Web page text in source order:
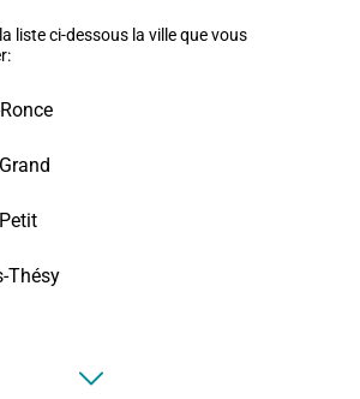
liste ci-dessous la ville que vous
Thésy